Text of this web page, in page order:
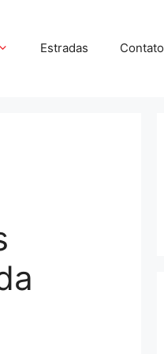
Estradas Contato